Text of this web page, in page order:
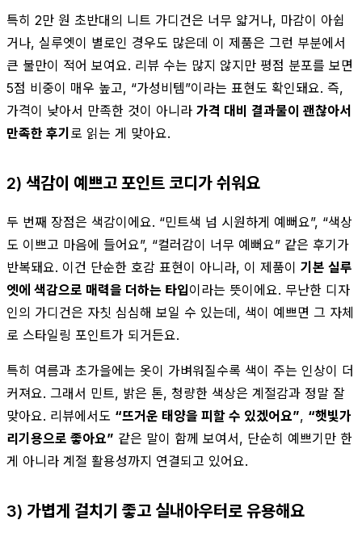
특히 2만 원 초반대의 니트 가디건은 너무 얇거나, 마감이 아쉽
거나, 실루엣이 별로인 경우도 많은데 이 제품은 그런 부분에서
큰 불만이 적어 보여요. 리뷰 수는 많지 않지만 평점 분포를 보면
5점 비중이 매우 높고, “가성비템”이라는 표현도 확인돼요. 즉,
가격이 낮아서 만족한 것이 아니라 가격 대비 결과물이 괜찮아서
만족한 후기 로 읽는 게 맞아요.
2) 색감이 예쁘고 포인트 코디가 쉬워요
두 번째 장점은 색감이에요. “민트색 넘 시원하게 예뻐요”, “색상
도 이쁘고 마음에 들어요”, “컬러감이 너무 예뻐요” 같은 후기가
반복돼요. 이건 단순한 호감 표현이 아니라, 이 제품이 기본 실루
엣에 색감으로 매력을 더하는 타입이라는 뜻이에요. 무난한 디자
인의 가디건은 자칫 심심해 보일 수 있는데, 색이 예쁘면 그 자체
로 스타일링 포인트가 되거든요.
특히 여름과 초가을에는 옷이 가벼워질수록 색이 주는 인상이 더
커져요. 그래서 민트, 밝은 톤, 청량한 색상은 계절감과 정말 잘
맞아요. 리뷰에서도 “뜨거운 태양을 피할 수 있겠어요”, “햇빛가
리기용으로 좋아요” 같은 말이 함께 보여서, 단순히 예쁘기만 한
게 아니라 계절 활용성까지 연결되고 있어요.
3) 가볍게 걸치기 좋고 실내아우터로 유용해요